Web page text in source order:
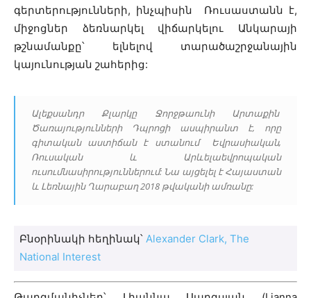
գերտերությունների, ինչպիսին Ռուսաստանն է,
միջոցներ ձեռնարկել վիճարկելու Անկարայի
թշնամանքը՝ ելնելով տարածաշրջանային
կայունության շահերից:
Ալեքսանդր Քլարկը Ջորջթաունի Արտաքին
Ծառայությունների Դպրոցի ասպիրանտ է, որը
գիտական աստիճան է ստանում Եվրասիական,
Ռուսական և Արևելաեվրոպական
ուսումնասիրություններում: Նա այցելել է Հայաստան
և Լեռնային Ղարաբաղ 2018 թվականի ամռանը:
Բնօրինակի հեղինակ՝ Alexander Clark, The
National Interest